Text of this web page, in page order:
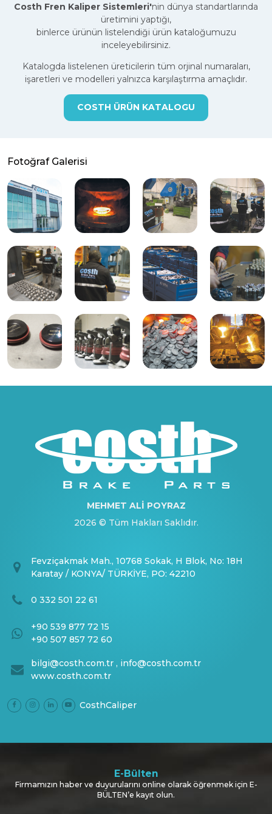
Costh Fren Kaliper Sistemleri'nin dünya standartlarında
üretimini yaptığı,
binlerce ürünün listelendiği ürün kataloğumuzu
inceleyebilirsiniz.
Katalogda listelenen üreticilerin tüm orjinal numaraları,
işaretleri ve modelleri yalnızca karşılaştırma amaçlıdır.
COSTH ÜRÜN KATALOGU
Fotoğraf Galerisi
MEHMET ALİ POYRAZ
2026 © Tüm Hakları Saklıdır.
Fevziçakmak Mah., 10768 Sokak, H Blok, No: 18H
Karatay / KONYA/ TÜRKİYE, PO: 42210
0 332 501 22 61
+90 539 877 72 15
+90 507 857 72 60
bilgi@costh.com.tr, info@costh.com.tr
www.costh.com.tr
CosthCaliper
E-Bülten
Firmamızın haber ve duyurularını online olarak öğrenmek için E-
BÜLTEN’e kayıt olun.